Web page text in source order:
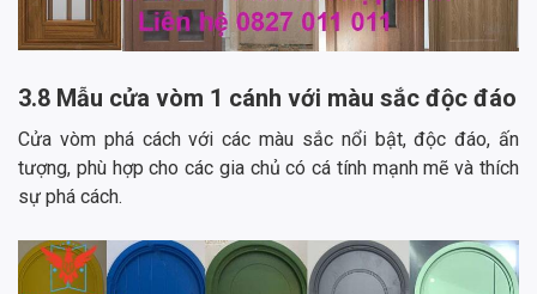
3.8 Mẫu cửa vòm 1 cánh với màu sắc độc đáo
Cửa vòm phá cách với các màu sắc nổi bật, độc đáo, ấn
tượng, phù hợp cho các gia chủ có cá tính mạnh mẽ và thích
sự phá cách.